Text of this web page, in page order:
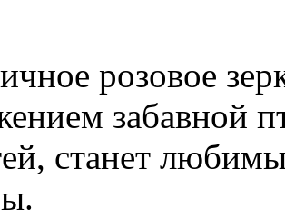
розовое
забавной
станет